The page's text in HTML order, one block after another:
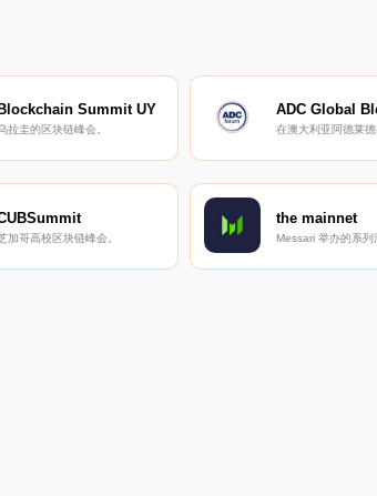
Blockchain Summit UY
拉圭的区块链峰会。
ADC Global
加哥高校区块链峰会。
the mainnet
Messari 举办的系列